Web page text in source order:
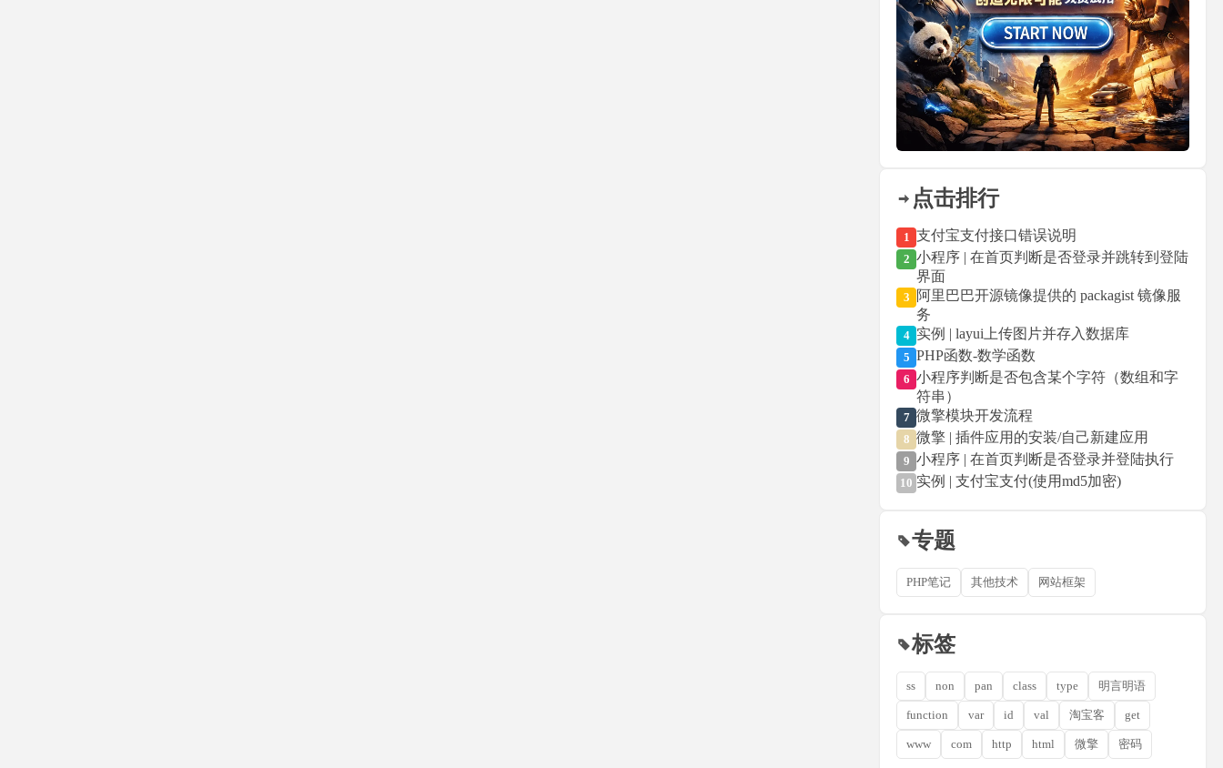
点击排行
1 支付宝支付接口错误说明
2 小程序 | 在首页判断是否登录并跳转到登陆
界面
3
阿里巴巴开源镜像提供的 packagist 镜像服
务
4 实例 | layui上传图片并存入数据库
5 PHP函数-数学函数
6 小程序判断是否包含某个字符（数组和字
符串）
7 微擎模块开发流程
8 微擎 | 插件应用的安装/自己新建应用
9 小程序 | 在首页判断是否登录并登陆执行
10 实例 | 支付宝支付(使用md5加密)
专题
PHP笔记 其他技术 网站框架
标签
ss non pan class type 明言明语
function var id val 淘宝客 get
www com http html 微擎 密码